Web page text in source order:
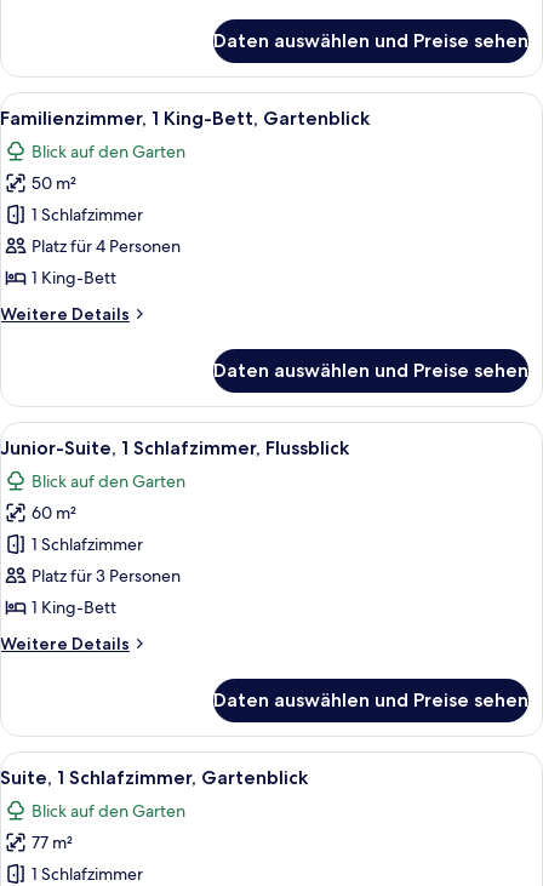
Zimmer,
2 Einzelbetten,
Flussblick
Daten auswählen und Preise sehen
Alle
Fotos
für
Familienzimmer,
1 King-
Bett,
Gartenblick
Ein Hotelzimmer mit einem großen
9
Familienzimmer, 1 King-Bett, Gartenblick
Blick auf den Garten
50 m²
1 Schlafzimmer
Platz für 4 Personen
1 King-Bett
Weitere Details
Weitere
1 King-
Bett,
Gartenblick
Daten auswählen und Preise sehen
Alle
Fotos
für
Junior-
Suite,
1
Schlafzimmer,
anzeigen
Ein geräumiges Hotelzimmer mit
9
Junior-Suite, 1 Schlafzimmer, Flussblick
Blick auf den Garten
60 m²
1 Schlafzimmer
Platz für 3 Personen
1 King-Bett
Weitere Details
Weitere
Suite,
Schlafzimmer,
Daten auswählen und Preise sehen
Alle
Fotos
für
Suite,
Ein Hotelzimmer mit einem großen
9
Suite, 1 Schlafzimmer, Gartenblick
Blick auf den Garten
77 m²
1 Schlafzimmer